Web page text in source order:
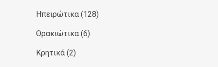
Ηπειρώτικα (128)
Θρακιώτικα (6)
Κρητικά (2)